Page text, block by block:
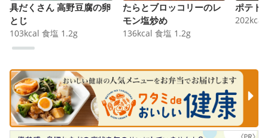
具だくさん 高野豆腐の卵
とじ
103kcal 食塩 1.2g
たらとブロッコリーのレ
モン塩炒め
136kcal 食塩 1.2g
ポテト
202kcal